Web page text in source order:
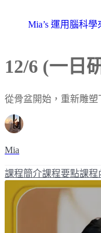
Mia’s 運用腦科
12/6 (一日
從骨盆開始，重新雕塑
Mia
課程簡介課程要點課程